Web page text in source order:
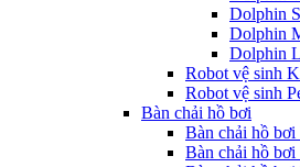
Dolphin S
Dolphin
Dolphin
Robot vệ sinh
Robot vệ sinh
Bàn chải hồ bơi
Bàn chải hồ bơi
Bàn chải hồ bơi